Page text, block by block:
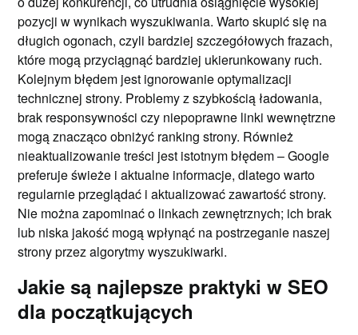
pozycji w wynikach wyszukiwania. Warto skupić się na
długich ogonach, czyli bardziej szczegółowych frazach,
które mogą przyciągnąć bardziej ukierunkowany ruch.
Kolejnym błędem jest ignorowanie optymalizacji
technicznej strony. Problemy z szybkością ładowania,
brak responsywności czy niepoprawne linki wewnętrzne
mogą znacząco obniżyć ranking strony. Również
nieaktualizowanie treści jest istotnym błędem – Google
preferuje świeże i aktualne informacje, dlatego warto
regularnie przeglądać i aktualizować zawartość strony.
Nie można zapominać o linkach zewnętrznych; ich brak
lub niska jakość mogą wpłynąć na postrzeganie naszej
strony przez algorytmy wyszukiwarki.
Jakie są najlepsze praktyki w SEO
dla początkujących